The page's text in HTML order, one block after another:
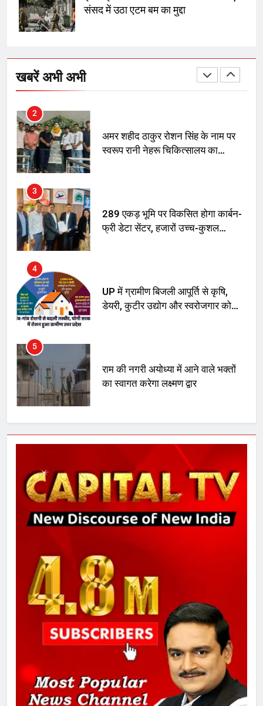
संसद में उठा एटम बम का मुद्दा
खबरें अभी अभी
तय किए
SRN अस्पताल का नाम अमर शहीद ठाकुर
रोशन सिंह के नाम पर करने की मांग तेज
2
अमर शहीद ठाकुर रोशन सिंह के नाम पर
स्वरूप रानी नेहरू चिकित्सालय का
3
289 एकड़ भूमि पर विकसित होगा कार्बन-
फ्री डेटा सेंटर, हजारों उच्च-कुशल
4
UP में ग्रामीण बिजली आपूर्ति से कृषि,
डेयरी, कुटीर उद्योग और स्वरोजगार को
5
राम की नगरी अयोध्या में आने वाले भक्तों
का स्वागत करेगा लक्ष्मण द्वार
6
उत्तर प्रदेश में गांवों में बढ़ेंगी सुविधाएं: 67%
बढ़ा पंचायतों का बजट
7
8
चुनाव से पहले लालू परिवार पर बड़ा झटका,
दिल्ली कोर्ट ने IRCTC घोटाले में आरोप
तय किए
SRN अस्पताल का नाम अमर शहीद ठाकुर
रोशन सिंह के नाम पर करने की मांग तेज